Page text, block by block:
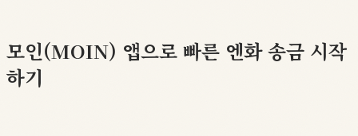
모인(MOIN) 앱으로 빠른 엔화 송금 시작
하기